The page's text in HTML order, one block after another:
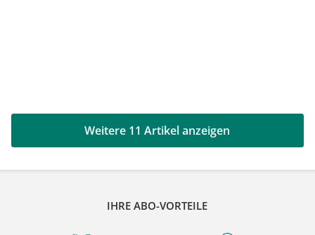
Weitere 11 Artikel anzeigen
IHRE ABO-VORTEILE